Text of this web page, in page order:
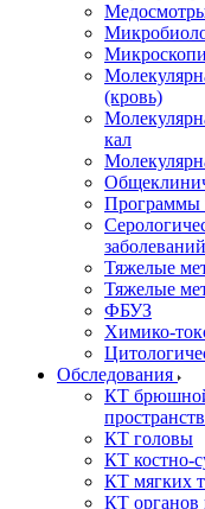
(кровь)
кал
Программы
заболеваний
Тяжелые
Тяжелые
ФБУЗ
Химико-
Обследования
КТ
КТ головы
КТ костно-
КТ мягких
КТ органов